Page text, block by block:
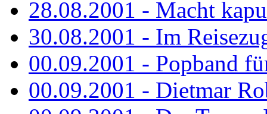
28.08.2001 - Macht
30.08.2001 - Im
00.09.2001 - Popband
00.09.2001 - Dietmar